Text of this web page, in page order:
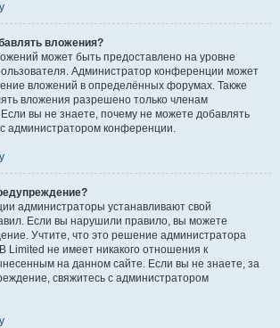
вложения?
может быть предоставлено на уровне
Администратор конференции может
вложений в определённых форумах. Также
вложения разрешено только членам
вы не знаете, почему не можете добавлять
администратором конференции.
администраторы устанавливают свой
Если вы нарушили правило, вы можете
Учтите, что это решение администратора
Limited не имеет никакого отношения к
на данном сайте. Если вы не знаете, за
свяжитесь с администратором